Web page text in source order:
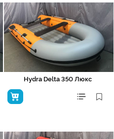
Hydra Delta 350 Люкс